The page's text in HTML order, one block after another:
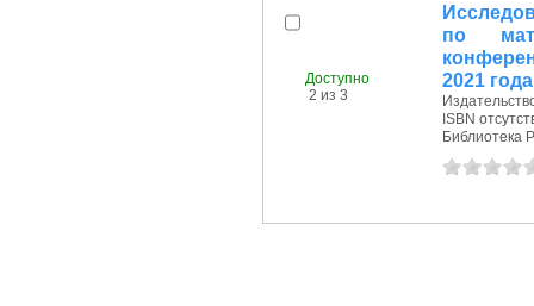
Доступно
2 из 3
по
2021 года
ISBN
Библиотека